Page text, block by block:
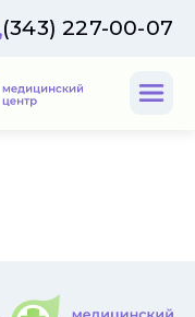
(343) 227-00-07